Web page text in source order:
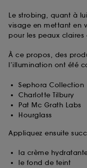
Le strobing, quant à
visage en mettant en
pour les peaux
À ce propos, des
l’illumination ont été
Sephora Collection
Charlotte Tilbury
Pat Mc Grath Labs
Hourglass
Appliquez ensuite
la crème
le fond de teint